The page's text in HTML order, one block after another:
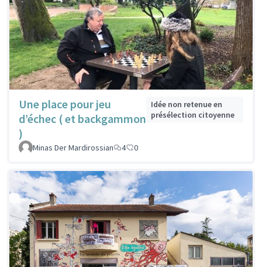
Une place pour jeu
d’échec ( et backgammon
)
Idée non retenue en
présélection citoyenne
Minas Der Mardirossian 4 0